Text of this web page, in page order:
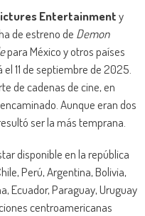
Entertainmenty
de estreno de Demon
para México y otros países
11 de septiembre de 2025.
de cadenas de cine, en
Aunque eran dos
ser la más temprana.
disponible en la república
Perú, Argentina, Bolivia,
Ecuador, Paraguay, Uruguay
centroamericanas